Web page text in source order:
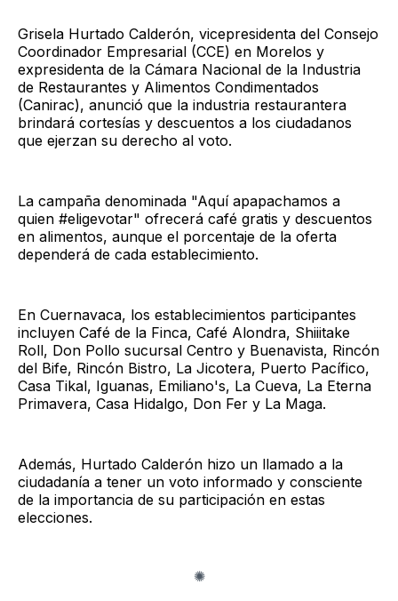
Grisela Hurtado Calderón, vicepresidenta del Consejo
Coordinador Empresarial (CCE) en Morelos y
expresidenta de la Cámara Nacional de la Industria
de Restaurantes y Alimentos Condimentados
(Canirac), anunció que la industria restaurantera
brindará cortesías y descuentos a los ciudadanos
que ejerzan su derecho al voto.
La campaña denominada "Aquí apapachamos a
quien #eligevotar" ofrecerá café gratis y descuentos
en alimentos, aunque el porcentaje de la oferta
dependerá de cada establecimiento.
En Cuernavaca, los establecimientos participantes
incluyen Café de la Finca, Café Alondra, Shiiitake
Roll, Don Pollo sucursal Centro y Buenavista, Rincón
del Bife, Rincón Bistro, La Jicotera, Puerto Pacífico,
Casa Tikal, Iguanas, Emiliano's, La Cueva, La Eterna
Primavera, Casa Hidalgo, Don Fer y La Maga.
Además, Hurtado Calderón hizo un llamado a la
ciudadanía a tener un voto informado y consciente
de la importancia de su participación en estas
elecciones.